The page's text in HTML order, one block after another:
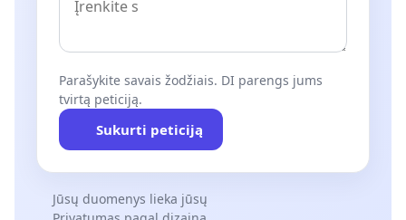
Parašykite savais žodžiais. DI parengs jums
tvirtą peticiją.
Sukurti peticiją
Jūsų duomenys lieka jūsų